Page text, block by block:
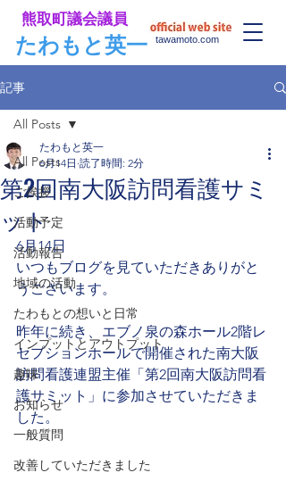
​たわもと英一
​熊取町議会議員
tawamoto.com
記事
All Posts
ご挨拶
活動予定
活動報告
地域の活動
たわもとの想いと日常
インプットとアウトプット
趣味
お知らせ
一般質問
改善していただきました
All Posts
第2回南大阪訪問看護サミ
ット
たわもと英一
6月14日 読了時間: 2分
6月14日
いつもブログを見ていただきありがと
うございます。
昨年に続き、エブノ泉の森ホール2階レ
セプションホールで開催された南大阪
訪問看護連盟主催「第2回南大阪訪問看
護サミット」に参加させていただきま
した。